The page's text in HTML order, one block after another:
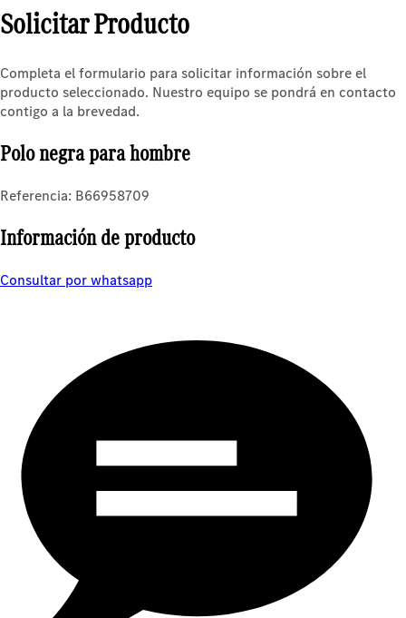
Solicitar Producto
Completa el formulario para solicitar información sobre el
producto seleccionado. Nuestro equipo se pondrá en contacto
contigo a la brevedad.
Polo negra para hombre
Referencia: B66958709
Información de producto
Consultar por whatsapp